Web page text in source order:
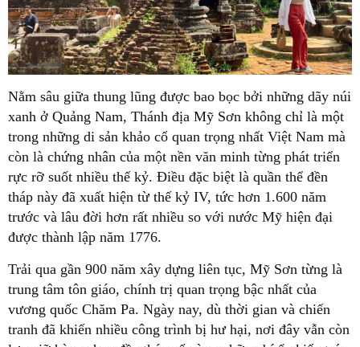
Nằm sâu giữa thung lũng được bao bọc bởi những dãy núi
xanh ở Quảng Nam, Thánh địa Mỹ Sơn không chỉ là một
trong những di sản khảo cổ quan trọng nhất Việt Nam mà
còn là chứng nhân của một nền văn minh từng phát triển
rực rỡ suốt nhiều thế kỷ. Điều đặc biệt là quần thể đền
tháp này đã xuất hiện từ thế kỷ IV, tức hơn 1.600 năm
trước và lâu đời hơn rất nhiều so với nước Mỹ hiện đại
được thành lập năm 1776.
Trải qua gần 900 năm xây dựng liên tục, Mỹ Sơn từng là
trung tâm tôn giáo, chính trị quan trọng bậc nhất của
vương quốc Chăm Pa. Ngày nay, dù thời gian và chiến
tranh đã khiến nhiều công trình bị hư hại, nơi đây vẫn còn